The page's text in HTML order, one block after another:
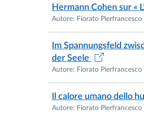
Hermann Cohen sur «
Autore: Fiorato Pierfrancesco
Im Spannungsfeld
der Seele
Autore: Fiorato Pierfrancesco
Il calore umano dello
Autore: Fiorato Pierfrancesco